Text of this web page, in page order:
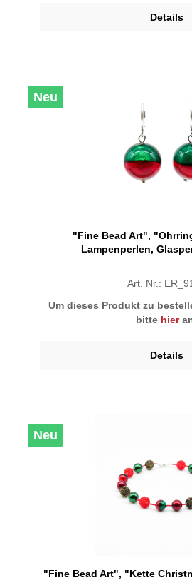
Details
Neu
"Fine Bead Art",
Lampenperlen,
Art. Nr.:
Um dieses Produkt zu
bitte hier
Details
Neu
"Fine Bead Art", "Kette